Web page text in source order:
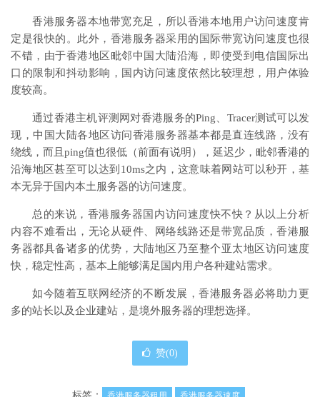
香港服务器本地带宽充足，所以香港本地用户访问速度肯
定是很快的。此外，香港服务器采用的国际带宽访问速度也很
不错，由于香港地区毗邻中国大陆沿海，即使受到电信国际出
口的限制和抖动影响，国内访问速度依然比较理想，用户体验
度较高。
通过香港主机评测网对香港服务的Ping、Tracer测试可以发
现，中国大陆各地区访问香港服务器基本都是直连线路，没有
绕线，而且ping值也很低（前面有说明），延迟少，毗邻香港的
沿海地区甚至可以达到10ms之内，这意味着网站可以秒开，基
本无异于国内本土服务器的访问速度。
总的来说，香港服务器国内访问速度快不快？从以上分析
内容不难看出，无论从硬件、网络线路还是带宽品质，香港服
务器都具备诸多的优势，大陆地区乃至整个亚太地区访问速度
快，稳定性高，基本上能够满足国内用户各种建站需求。
如今随着互联网经济的不断发展，香港服务器必将助力更
多的站长以及企业建站，是境外服务器的理想选择。
赞(0)